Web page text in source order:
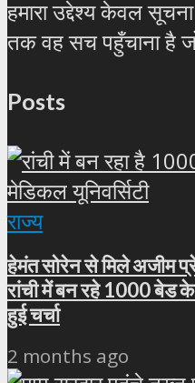
हमारा उद्देश्य केवल
तक वह सच पहुँचाना है
Posts
राज्य
हेमंत सोरेन से मिले अजीम
रांची में बन रहे 1000 बेड
हुई चर्चा
2 months ago